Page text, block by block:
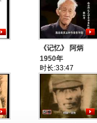
《记忆》 阿炳
1950年
时长:33:47